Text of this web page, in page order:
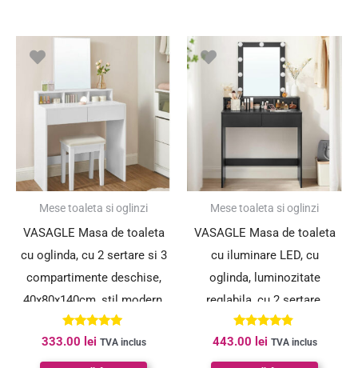
Mese toaleta si oglinzi
VASAGLE Masa de toaleta
cu oglinda, cu 2 sertare si 3
compartimente deschise,
40x80x140cm, stil modern,
alb
Evaluat la
5.00
din 5
333.00 lei TVA inclus
Mese toaleta si oglinzi
VASAGLE Masa de toaleta
cu iluminare LED, cu
oglinda, luminozitate
reglabila, cu 2 sertare,
80x40x145cm, negru
Evaluat la
4.67
din 5
443.00 lei TVA inclus